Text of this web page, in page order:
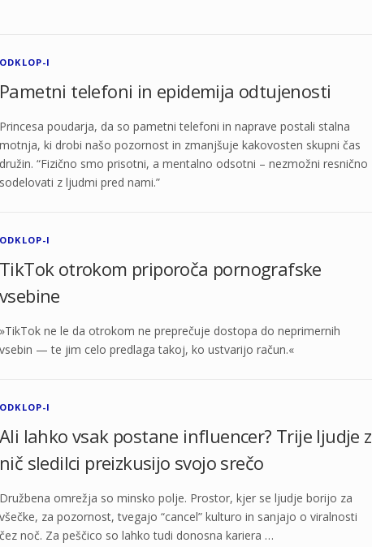
ODKLOP-I
Pametni telefoni in epidemija odtujenosti
Princesa poudarja, da so pametni telefoni in naprave postali stalna
motnja, ki drobi našo pozornost in zmanjšuje kakovosten skupni čas
družin. “Fizično smo prisotni, a mentalno odsotni – nezmožni resnično
sodelovati z ljudmi pred nami.”
ODKLOP-I
TikTok otrokom priporoča pornografske
vsebine
»TikTok ne le da otrokom ne preprečuje dostopa do neprimernih
vsebin — te jim celo predlaga takoj, ko ustvarijo račun.«
ODKLOP-I
Ali lahko vsak postane influencer? Trije ljudje z
nič sledilci preizkusijo svojo srečo
Družbena omrežja so minsko polje. Prostor, kjer se ljudje borijo za
všečke, za pozornost, tvegajo “cancel” kulturo in sanjajo o viralnosti
čez noč. Za peščico so lahko tudi donosna kariera …